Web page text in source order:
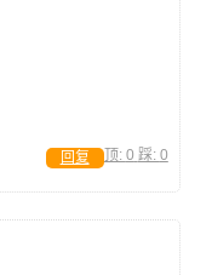
顶: 0 踩: 0
回复